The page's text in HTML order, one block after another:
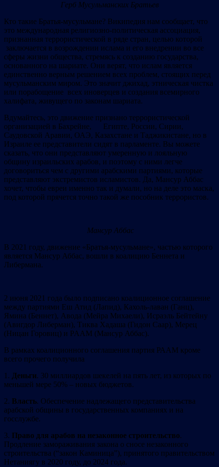
Герб Мусульманских Братьев
Кто такие Братья-мусульмане? Википедия нам сообщает, что
это международная религиозно-политическая ассоциация,
признанная террористической в ряде стран, целью которой
заключается в возрождении ислама и его внедрении во все
сферы жизни общества, стремясь к созданию государства,
основанного на шариате. Они верят, что ислам является
единственно верным решением всех проблем, стоящих перед
мусульманским миром. Это значит джихад, этническая чистка
или порабощение всех иноверцев и создания всемирного
халифата, живущего по законам шариата.
Вдумайтесь, это движение признано террористической
организацией в Бахрейне, Египте, России, Сирии,
Саудовской Аравии, ОАЭ, Казахстане и Таджикистане, но в
Израиле ее представители сидят в парламенте. Вы можете
сказать, что они представляют умеренную и лояльную
общину израильских арабов, и поэтому с ними легче
договориться чем с другими арабскими партиями, которые
представляют экстремистов исламистов. Да, Мансур Аббас
хочет, чтобы евреи именно так и думали, но на деле это маска,
под которой прячется точно такой же пособник террористов.
Мансур Аббас
В 2021 году, движение «Братья-мусульмане», частью которого
является Мансур Аббас, вошли в коалицию Беннета и
Либермана.
2 июня 2021 года было подписано коалиционное соглашение
между партиями Еш Атид (Лапид), Кахоль-лаван (Ганц),
Ямина (Беннет), Авода (Мейра Михаели), Исраэль Бейтейну
(Авигдор Либерман), Тиква Хадаша (Гидон Саар), Мерец
(Ницан Горовиц) и PAAM (Мансур Аббас).
В рамках коалиционного соглашения партия РААМ кроме
всего прочего получила
1. Деньги. 30 миллиардов шекелей на пять лет, из которых по
меньшей мере 50% – новых бюджетов.
2. Власть. Обеспечение надлежащего представительства
арабской общины в государственных компаниях и на
госслужбе.
3. Право для арабов на незаконное строительство.
Продление замораживания закона о сносе незаконного
строительства (“закон Каминица”), принятого правительством
Нетаниягу в 2020 году, до 2024 года.